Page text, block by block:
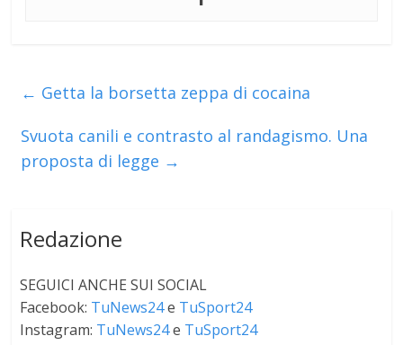
← Getta la borsetta zeppa di cocaina
Svuota canili e contrasto al randagismo. Una
proposta di legge →
Redazione
SEGUICI ANCHE SUI SOCIAL
Facebook: TuNews24e TuSport24
Instagram: TuNews24e TuSport24